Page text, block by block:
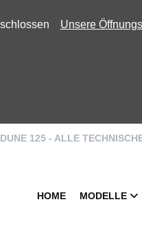
Unsere
HOME MODELLE
125 - ALLE